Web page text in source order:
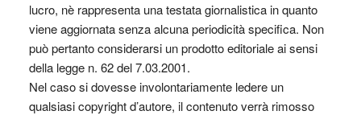
lucro, nè rappresenta una testata giornalistica in quanto
viene aggiornata senza alcuna periodicità specifica. Non
può pertanto considerarsi un prodotto editoriale ai sensi
della legge n. 62 del 7.03.2001.
Nel caso si dovesse involontariamente ledere un
qualsiasi copyright d’autore, il contenuto verrà rimosso